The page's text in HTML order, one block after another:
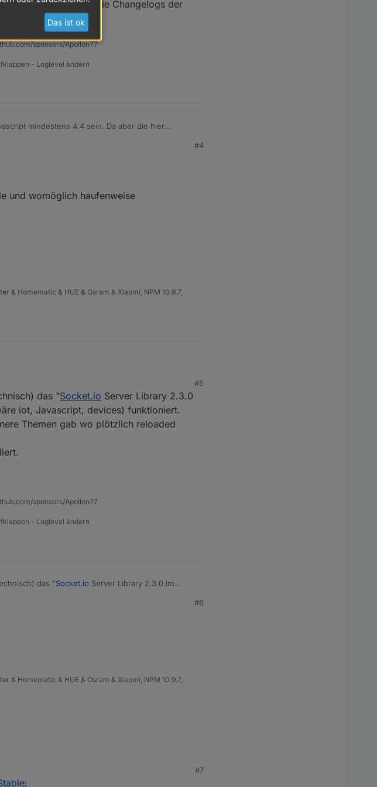
kann ich hier auf die Changelogs der
sponsors/Apollon77
- Loglevel ändern
mindestens 4.4 sein. Da aber die hier
ich hier auf die Changelogs der Adapter
#4
und womöglich haufenweise
& Homematic & HUE & Osram & Xiaomi, NPM 10.9.7,
und womöglich haufenweise Problemthreads.
#5
das "Socket.io Server Library 2.3.0
iot, Javascript, devices) funktioniert.
Themen gab wo plötzlich reloaded
sponsors/Apollon77
- Loglevel ändern
das "Socket.io Server Library 2.3.0 im
wo plötzlich reloaded wurde oder unerwartete
#6
& Homematic & HUE & Osram & Xiaomi, NPM 10.9.7,
im Stable in Ihren neuen Versionen auftauchen.
#7
:
Das ist ok